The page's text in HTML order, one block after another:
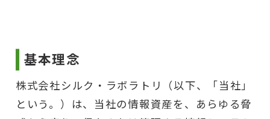
基本理念
株式会社シルク・ラボラトリ（以下、「当社」
という。）は、当社の情報資産を、あらゆる脅